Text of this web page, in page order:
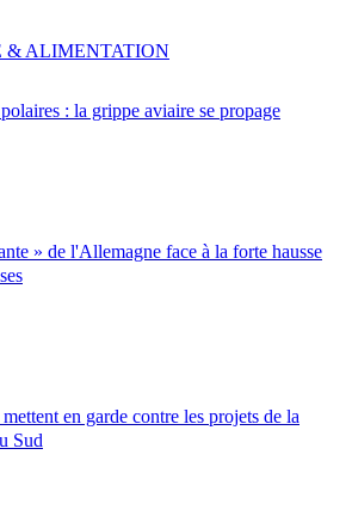
: la grippe aviaire se propage
& ALIMENTATION
» de l'Allemagne face à la forte hausse
en garde contre les projets de la
Sud